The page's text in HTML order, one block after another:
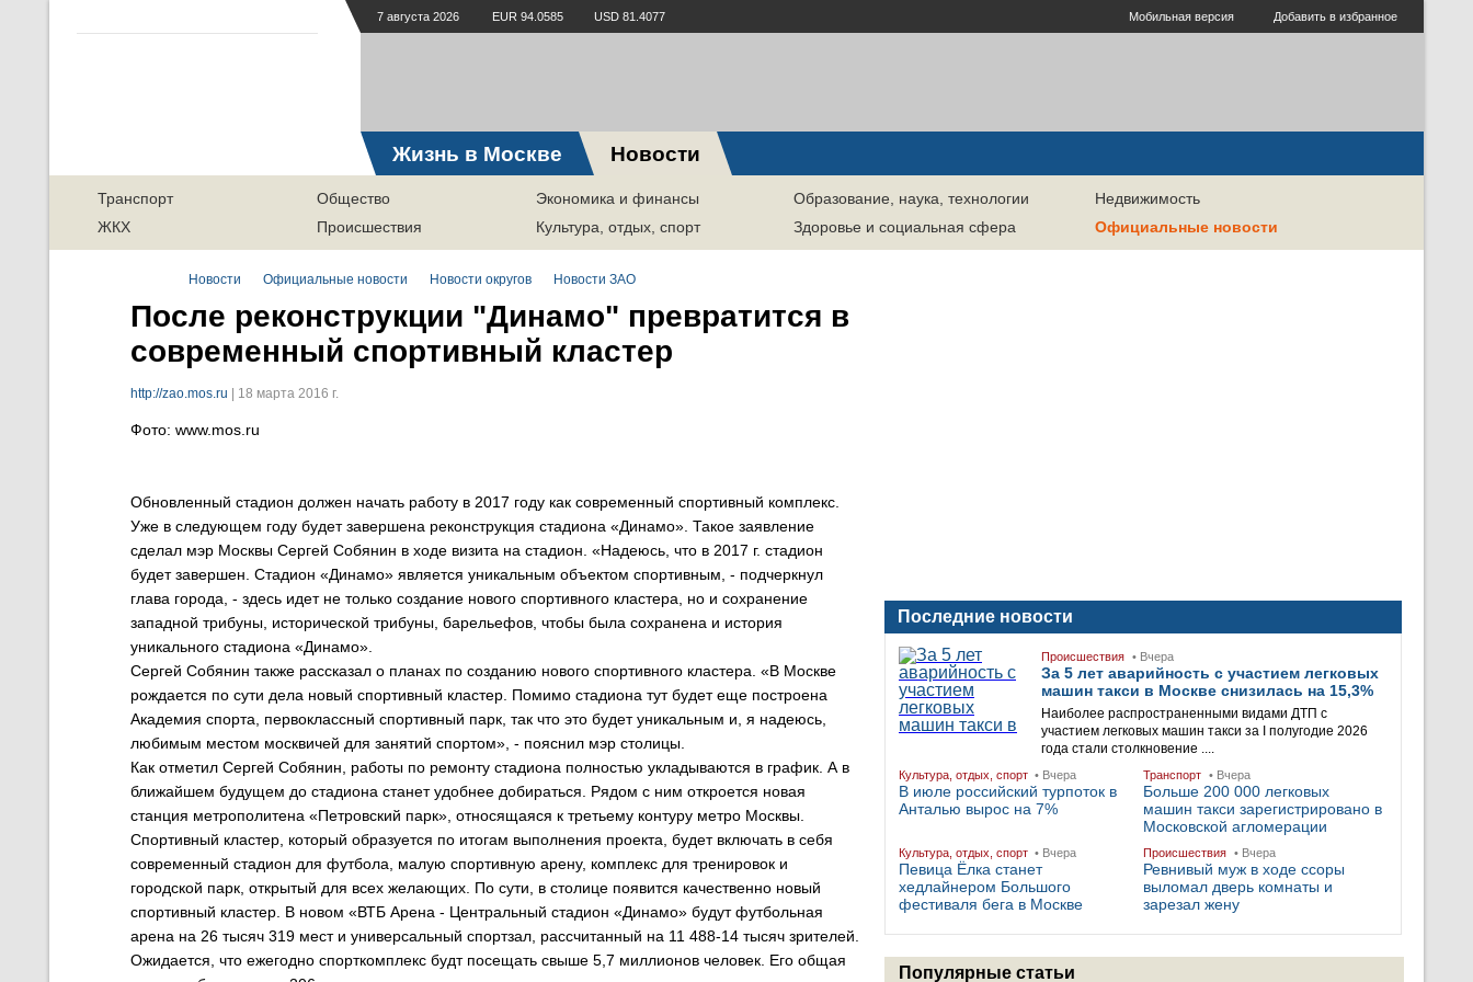
7 августа 2026 EUR 94.0585 USD 81.4077 Мобильная версия Добавить в избранное
Жизнь в Москве Новости
Транспорт Общество Экономика и финансы Образование, наука, технологии
Недвижимость
ЖКХ
Происшествия Культура, отдых, спорт Здоровье и социальная сфера Официальные новости
Новости Официальные новости Новости округов Новости ЗАО
После реконструкции "Динамо" превратится в
современный спортивный кластер
http://zao.mos.ru | 18 марта 2016 г.
Фото: www.mos.ru
Обновленный стадион должен начать работу в 2017 году как современный спортивный комплекс.
Уже в следующем году будет завершена реконструкция стадиона «Динамо». Такое заявление
сделал мэр Москвы Сергей Собянин в ходе визита на стадион. «Надеюсь, что в 2017 г. стадион
будет завершен. Стадион «Динамо» является уникальным объектом спортивным, - подчеркнул
глава города, - здесь идет не только создание нового спортивного кластера, но и сохранение
западной трибуны, исторической трибуны, барельефов, чтобы была сохранена и история
уникального стадиона «Динамо».
Сергей Собянин также рассказал о планах по созданию нового спортивного кластера. «В Москве
рождается по сути дела новый спортивный кластер. Помимо стадиона тут будет еще построена
Академия спорта, первоклассный спортивный парк, так что это будет уникальным и, я надеюсь,
любимым местом москвичей для занятий спортом», - пояснил мэр столицы.
Как отметил Сергей Собянин, работы по ремонту стадиона полностью укладываются в график. А в
ближайшем будущем до стадиона станет удобнее добираться. Рядом с ним откроется новая
станция метрополитена «Петровский парк», относящаяся к третьему контуру метро Москвы.
Спортивный кластер, который образуется по итогам выполнения проекта, будет включать в себя
современный стадион для футбола, малую спортивную арену, комплекс для тренировок и
городской парк, открытый для всех желающих. По сути, в столице появится качественно новый
спортивный кластер. В новом «ВТБ Арена - Центральный стадион «Динамо» будут футбольная
арена на 26 тысяч 319 мест и универсальный спортзал, рассчитанный на 11 488-14 тысяч зрителей.
Ожидается, что ежегодно спорткомплекс будт посещать свыше 5,7 миллионов человек. Его общая
Последние новости
Происшествия • Вчера
За 5 лет аварийность с участием легковых
машин такси в Москве снизилась на 15,3%
Наиболее распространенными видами ДТП с
участием легковых машин такси за I полугодие 2026
года стали столкновение ....
Культура, отдых, спорт • Вчера
В июле российский турпоток в
Анталью вырос на 7%
Транспорт • Вчера
Больше 200 000 легковых
машин такси зарегистрировано в
Московской агломерации
Культура, отдых, спорт • Вчера
Певица Ёлка станет
хедлайнером Большого
фестиваля бега в Москве
Происшествия • Вчера
Ревнивый муж в ходе ссоры
выломал дверь комнаты и
зарезал жену
Популярные статьи